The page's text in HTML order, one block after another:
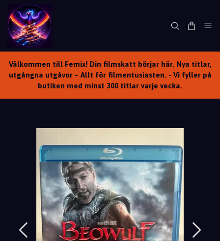
Välkommen till Femix! Din filmskatt börjar här. Nya titlar,
utgångna utgåvor – Allt för filmentusiasten. - Vi fyller på
butiken med minst 300 titlar varje vecka.